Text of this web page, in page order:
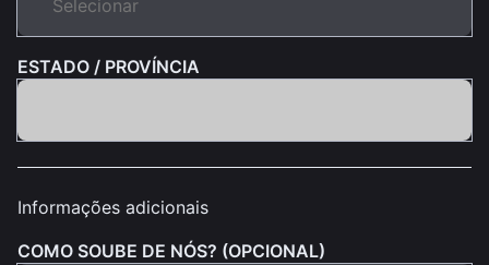
ESTADO / PROVÍNCIA
Informações adicionais
COMO SOUBE DE NÓS? (OPCIONAL)